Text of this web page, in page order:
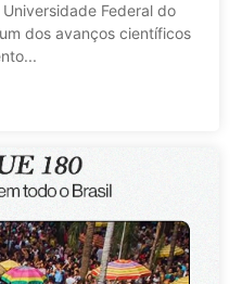
Federal do
dos avanços científicos